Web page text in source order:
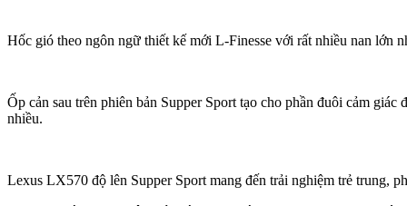
Hốc gió theo ngôn ngữ thiết kế mới L-Finesse với rất nhiều nan lớn
Ốp cản sau trên phiên bản Supper Sport tạo cho phần đuôi cảm giác
nhiều.
Lexus LX570 độ lên Supper Sport mang đến trải nghiệm trẻ trung,